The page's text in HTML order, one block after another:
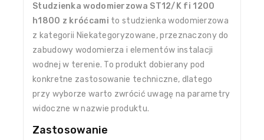
Studzienka wodomierzowa ST12/K fi 1200
h1800 z króćcami to studzienka wodomierzowa
z kategorii Niekategoryzowane, przeznaczony do
zabudowy wodomierza i elementów instalacji
wodnej w terenie. To produkt dobierany pod
konkretne zastosowanie techniczne, dlatego
przy wyborze warto zwrócić uwagę na parametry
widoczne w nazwie produktu.
Zastosowanie